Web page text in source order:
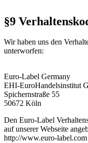
§9
Wir haben uns den
unterworfen:
Euro-Label Germany
EHI-EuroHandelsinstitut
Spichernstraße 55
50672 Köln
Den Euro-Label
auf unserer Webseite
http://www.euro-label.com